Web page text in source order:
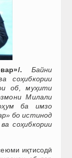
.
Байни
соҳибкории
об, муҳити
Милали
ба имзо
бо истинод
соҳибкории
иқтисодӣ